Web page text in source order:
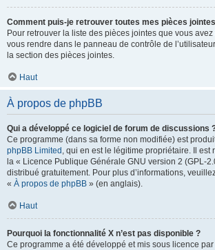
Comment puis-je retrouver toutes mes pièces
Pour retrouver la liste des pièces jointes que vous
vous rendre dans le panneau de contrôle de
la section des pièces jointes.
Haut
À propos de phpBB
Qui a développé ce logiciel de forum de discussions
Ce programme (dans sa forme non modifiée) est
phpBB Limited , qui en est le légitime propriétaire. Il est
la « Licence Publique Générale GNU version 2 (GPL-
distribué gratuitement. Pour plus d’informations,
« À propos de phpBB » (en anglais).
Haut
Pourquoi la fonctionnalité X n’est pas disponible ?
Ce programme a été développé et mis sous licence